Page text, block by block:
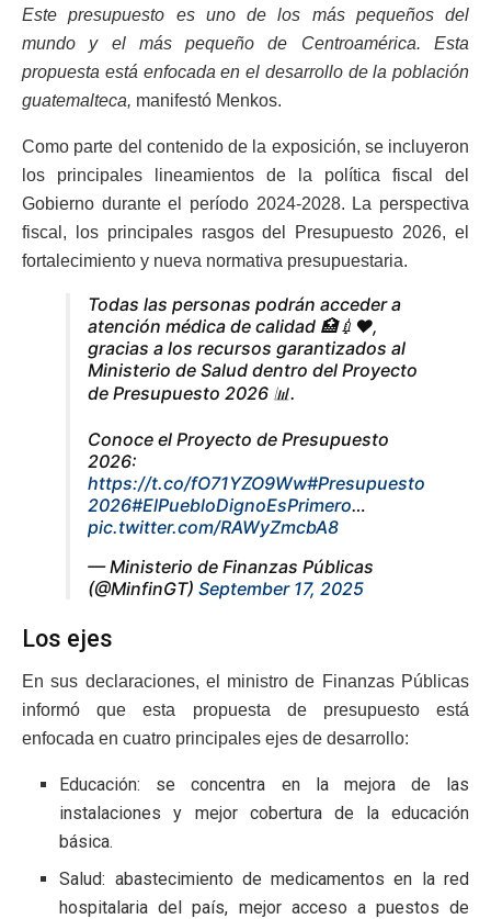
Este presupuesto es uno de los más pequeños del
mundo y el más pequeño de Centroamérica. Esta
propuesta está enfocada en el desarrollo de la población
guatemalteca, manifestó Menkos.
Como parte del contenido de la exposición, se incluyeron
los principales lineamientos de la política fiscal del
Gobierno durante el período 2024-2028. La perspectiva
fiscal, los principales rasgos del Presupuesto 2026, el
fortalecimiento y nueva normativa presupuestaria.
Todas las personas podrán acceder a
atención médica de calidad 🏥💉❤️,
gracias a los recursos garantizados al
Ministerio de Salud dentro del Proyecto
de Presupuesto 2026 📊.
Conoce el Proyecto de Presupuesto
2026:
https://t.co/fO71YZO9Ww#Presupuesto
2026#ElPuebloDignoEsPrimero…
pic.twitter.com/RAWyZmcbA8
— Ministerio de Finanzas Públicas
(@MinfinGT) September 17, 2025
Los ejes
En sus declaraciones, el ministro de Finanzas Públicas
informó que esta propuesta de presupuesto está
enfocada en cuatro principales ejes de desarrollo:
Educación: se concentra en la mejora de las
instalaciones y mejor cobertura de la educación
básica.
Salud: abastecimiento de medicamentos en la red
hospitalaria del país, mejor acceso a puestos de